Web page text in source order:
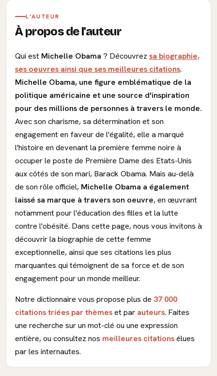
L'AUTEUR
À propos de l'auteur
Qui est Michelle Obama ? Découvrez sa biographie,
ses oeuvres ainsi que ses meilleures citations.
Michelle Obama, une figure emblématique de la
politique américaine et une source d'inspiration
pour des millions de personnes à travers le monde.
Avec son charisme, sa détermination et son
engagement en faveur de l'égalité, elle a marqué
l'histoire en devenant la première femme noire à
occuper le poste de Première Dame des Etats-Unis
aux côtés de son mari, Barack Obama. Mais au-delà
de son rôle officiel, Michelle Obama a également
laissé sa marque à travers son oeuvre, en œuvrant
notamment pour l'éducation des filles et la lutte
contre l'obésité. Dans cette page, nous vous invitons à
découvrir la biographie de cette femme
exceptionnelle, ainsi que ses citations les plus
marquantes qui témoignent de sa force et de son
engagement pour un monde meilleur.
Notre dictionnaire vous propose plus de 37 000
citations triées par thèmeset par auteurs. Faites
une recherche sur un mot-clé ou une expression
entière, ou consultez nos meilleures citationsélues
par les internautes.